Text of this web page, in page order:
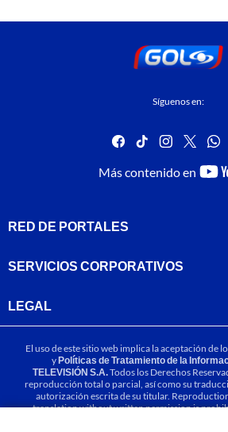
Síguenos en:
facebook
tiktok
Más contenido en
RED DE PORTALES
SERVICIOS CORPORATIVOS
LEGAL
El uso de este sitio web implica la aceptación de
yPolíticas de Tratamiento de la
TELEVISIÓN S.A.Todos los Derechos
reproducción total o parcial, así como su
autorización escrita de su titular.
translation without written permission is